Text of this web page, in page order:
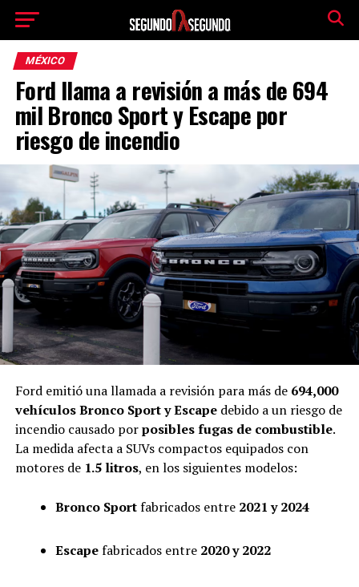
MÉXICO
Ford llama a revisión a más de 694
mil Bronco Sport y Escape por
riesgo de incendio
Ford emitió una llamada a revisión para más de 694,000
vehículos Bronco Sport y Escapedebido a un riesgo de
incendio causado porposibles fugas de combustible.
La medida afecta a SUVs compactos equipados con
motores de 1.5 litros, en los siguientes modelos:
Bronco Sportfabricados entre 2021 y 2024
Escapefabricados entre 2020 y 2022